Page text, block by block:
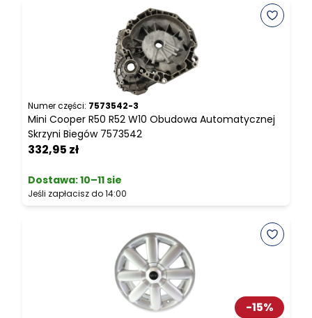
Numer części: 7573542-3
Mini Cooper R50 R52 W10 Obudowa Automatycznej
Skrzyni Biegów 7573542
332,95 zł
Dostawa:10–11 sie
Jeśli zapłacisz do 14:00
-15%